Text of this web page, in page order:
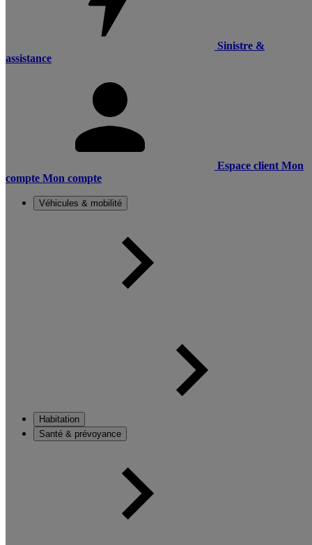
Sinistre &
assistance
Espace client Mon
compte Mon compte
Véhicules & mobilité
Habitation
Santé & prévoyance